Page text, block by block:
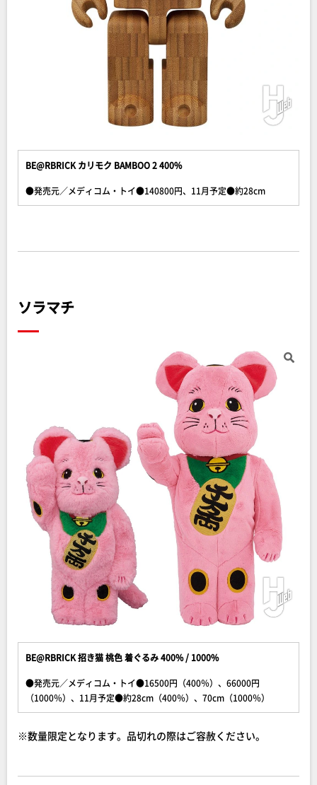
BE@RBRICK カリモク BAMBOO 2 400%
●発売元／メディコム・トイ●140800円、11月予定●約28cm
ソラマチ
BE@RBRICK 招き猫 桃色 着ぐるみ 400% / 1000%
●発売元／メディコム・トイ●16500円（400％）、66000円
（1000％）、11月予定●約28cm（400％）、70cm（1000％）
※数量限定となります。品切れの際はご容赦ください。